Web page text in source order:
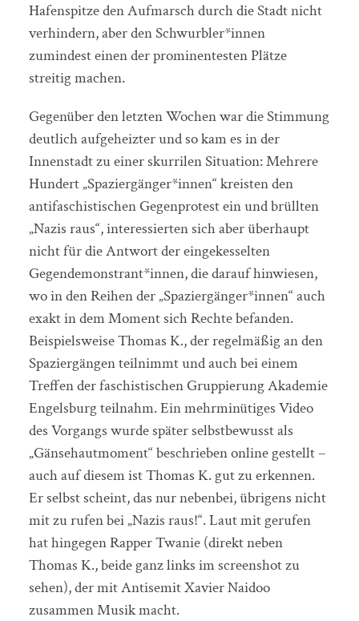
Hafenspitze den Aufmarsch durch die Stadt nicht
verhindern, aber den Schwurbler*innen
zumindest einen der prominentesten Plätze
streitig machen.
Gegenüber den letzten Wochen war die Stimmung
deutlich aufgeheizter und so kam es in der
Innenstadt zu einer skurrilen Situation: Mehrere
Hundert „Spaziergänger*innen“ kreisten den
antifaschistischen Gegenprotest ein und brüllten
„Nazis raus“, interessierten sich aber überhaupt
nicht für die Antwort der eingekesselten
Gegendemonstrant*innen, die darauf hinwiesen,
wo in den Reihen der „Spaziergänger*innen“ auch
exakt in dem Moment sich Rechte befanden.
Beispielsweise Thomas K., der regelmäßig an den
Spaziergängen teilnimmt und auch bei einem
Treffen der faschistischen Gruppierung Akademie
Engelsburg teilnahm. Ein mehrminütiges Video
des Vorgangs wurde später selbstbewusst als
„Gänsehautmoment“ beschrieben online gestellt –
auch auf diesem ist Thomas K. gut zu erkennen.
Er selbst scheint, das nur nebenbei, übrigens nicht
mit zu rufen bei „Nazis raus!“. Laut mit gerufen
hat hingegen Rapper Twanie (direkt neben
Thomas K., beide ganz links im screenshot zu
sehen), der mit Antisemit Xavier Naidoo
zusammen Musik macht.